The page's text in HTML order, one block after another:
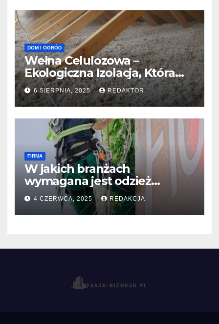
DOM I OGRÓD
Wełna Celulozowa –
Ekologiczna Izolacja, Która
Dba o Twój Dom i Portfel
6 SIERPNIA, 2025 REDAKTOR
FIRMA
W jakich branżach
wymagana jest odzież
robocza?
4 CZERWCA, 2025 REDAKCJA